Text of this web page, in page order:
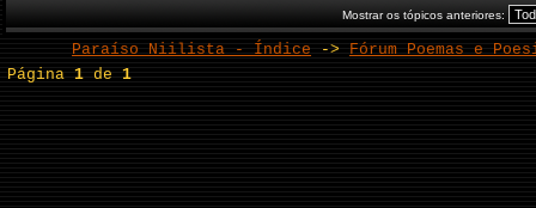
Mostrar os tópicos anteriores:
Paraíso Niilista - Índice -> Fórum Poemas e
Página1 de1